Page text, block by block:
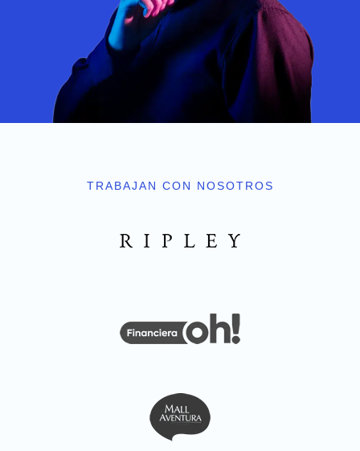
TRABAJAN CON NOSOTROS